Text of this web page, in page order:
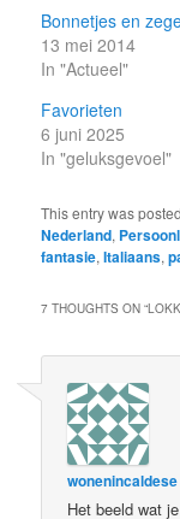
Bonnetjes en
13 mei 2014
In "Actueel"
Favorieten
6 juni 2025
In "geluksgevoel"
This entry was
Nederland,
fantasie,Italiaans,
7 THOUGHTS ON “
wonenincaldese
Het beeld wat